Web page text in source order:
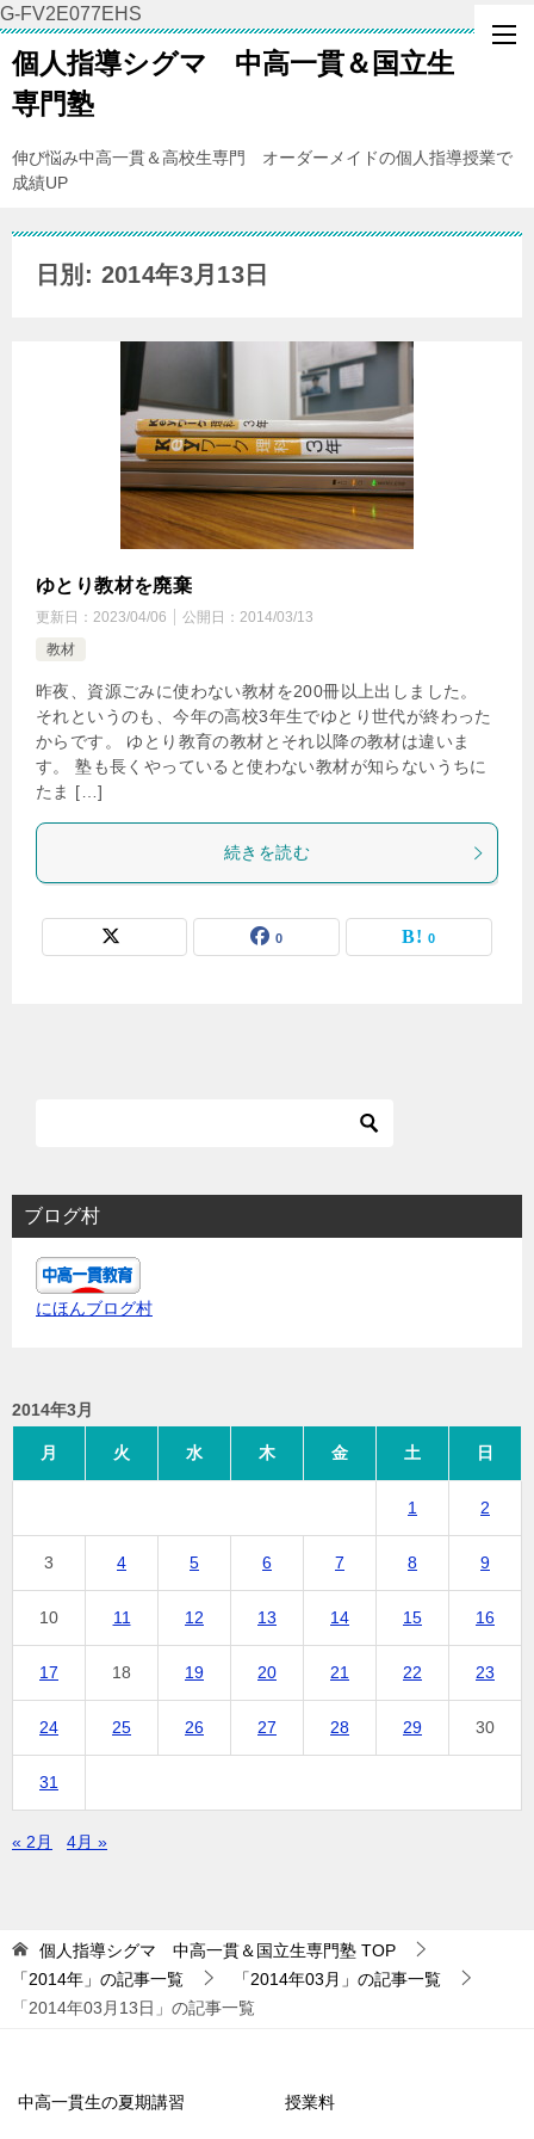
G-FV2E077EHS
個人指導シグマ 中高一貫＆国立生
専門塾
伸び悩み中高一貫＆高校生専門 オーダーメイドの個人指導授業で
成績UP
日別: 2014年3月13日
ゆとり教材を廃棄
更新日： 2023/04/06 公開日： 2014/03/13
教材
昨夜、資源ごみに使わない教材を200冊以上出しました。
それというのも、今年の高校3年生でゆとり世代が終わった
からです。 ゆとり教育の教材とそれ以降の教材は違いま
す。 塾も長くやっていると使わない教材が知らないうちに
たま […]
続きを読む
0 0
ブログ村
にほんブログ村
2014年3月
月 火 水 木 金 土 日
1 2
3 4 5 6 7 8 9
10 11 12 13 14 15 16
17 18 19 20 21 22 23
24 25 26 27 28 29 30
31
« 2月 4月 »
個人指導シグマ 中高一貫＆国立生専門塾 TOP
「2014年」の記事一覧
「2014年03月」の記事一覧
「2014年03月13日」の記事一覧
中高一貫生の夏期講習 授業料